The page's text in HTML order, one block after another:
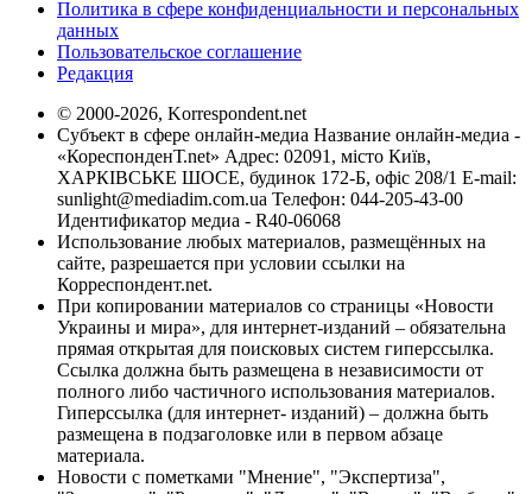
Политика в сфере конфиденциальности и персональных
данных
Пользовательское соглашение
Редакция
© 2000-2026, Korrespondent.net
Субъект в сфере онлайн-медиа Название онлайн-медиа -
«КореспонденТ.net» Адрес: 02091, місто Київ,
ХАРКІВСЬКЕ ШОСЕ, будинок 172-Б, офіс 208/1 E-mail:
sunlight@mediadim.com.ua Телефон: 044-205-43-00
Идентификатор медиа - R40-06068
Использование любых материалов, размещённых на
сайте, разрешается при условии ссылки на
Корреспондент.net.
При копировании материалов со страницы «Новости
Украины и мира», для интернет-изданий – обязательна
прямая открытая для поисковых систем гиперссылка.
Ссылка должна быть размещена в независимости от
полного либо частичного использования материалов.
Гиперссылка (для интернет- изданий) – должна быть
размещена в подзаголовке или в первом абзаце
материала.
Новости с пометками "Мнение", "Экспертиза",